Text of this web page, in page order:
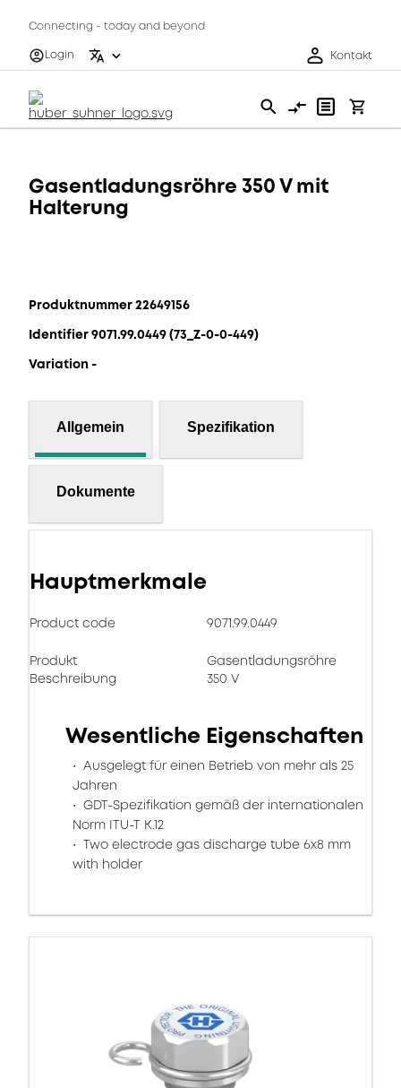
Connecting - today and beyond
Login
Kontakt
Gasentladungsröhre 350 V mit
Halterung
Produktnummer 22649156
Identifier 9071.99.0449 (73_Z-0-0-449)
Variation -
Allgemein Spezifikation
Dokumente
Hauptmerkmale
Product code 9071.99.0449
Produkt
Beschreibung
Gasentladungsröhre
350 V
Wesentliche Eigenschaften
Ausgelegt für einen Betrieb von mehr als 25
Jahren
GDT-Spezifikation gemäß der internationalen
Norm ITU-T K.12
Two electrode gas discharge tube 6x8 mm
with holder